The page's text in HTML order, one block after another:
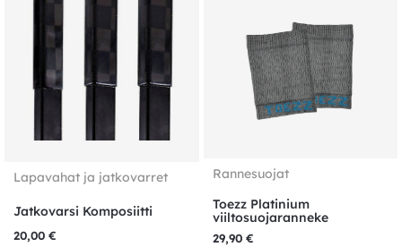
Lapavahat ja jatkovarret
Jatkovarsi Komposiitti
20,00 €
Rannesuojat
Toezz Platinium
viiltosuojaranneke
29,90 €